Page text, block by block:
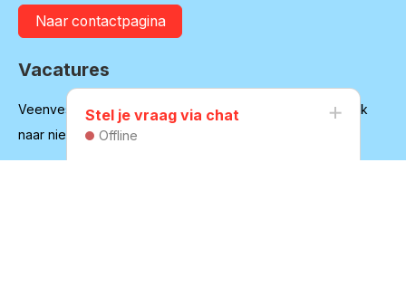
Naar contactpagina
Vacatures
Veenvesters blijft in ontwikkeling en is regelmatig op zoek
naar nieuwe medewerkers
Stel je vraag via chat
Offline